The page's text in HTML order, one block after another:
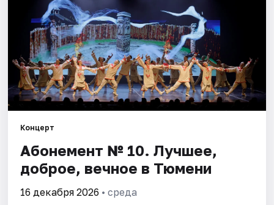
Экскурсии
Спорт
События
Города
Площадки
Концерт
Абонемент № 10. Лучшее,
доброе, вечное в Тюмени
16 декабря 2026 • среда